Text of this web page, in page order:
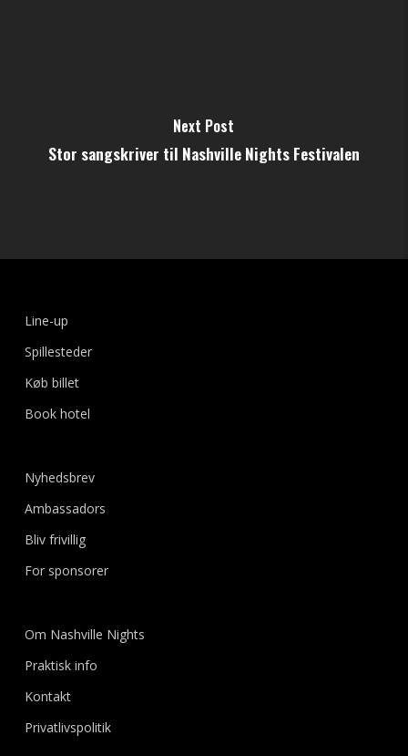
Next Post
Stor sangskriver til Nashville Nights Festivalen
Line-up
Spillesteder
Køb billet
Book hotel
Nyhedsbrev
Ambassadors
Bliv frivillig
For sponsorer
Om Nashville Nights
Praktisk info
Kontakt
Privatlivspolitik